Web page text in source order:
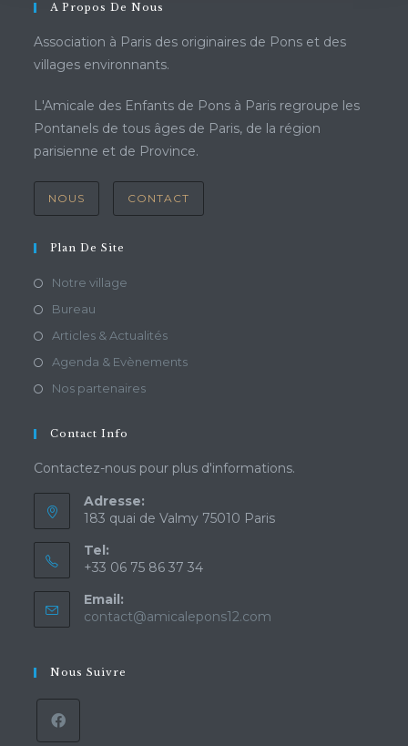
A Propos De Nous
Association à Paris des originaires de Pons et des
villages environnants.
L'Amicale des Enfants de Pons à Paris regroupe les
Pontanels de tous âges de Paris, de la région
parisienne et de Province.
NOUS CONTACT
Plan De Site
Notre village
Bureau
Articles & Actualités
Agenda & Evènements
Nos partenaires
Contact Info
Contactez-nous pour plus d'informations.
Adresse:
183 quai de Valmy 75010 Paris
Tel:
+33 06 75 86 37 34
Email:
contact@amicalepons12.com
Nous Suivre